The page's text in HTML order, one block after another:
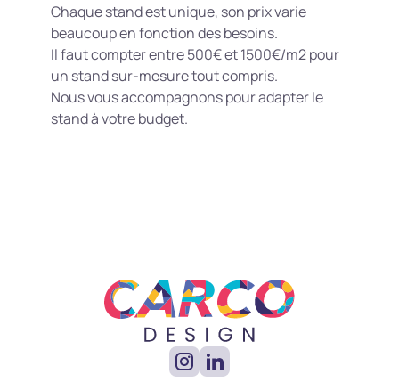
Chaque stand est unique, son prix varie
beaucoup en fonction des besoins.
Il faut compter entre 500€ et 1500€/m2 pour
un stand sur-mesure tout compris.
Nous vous accompagnons pour adapter le
stand à votre budget.